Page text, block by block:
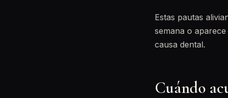
Estas pautas
semana o
causa dental.
Cuándo